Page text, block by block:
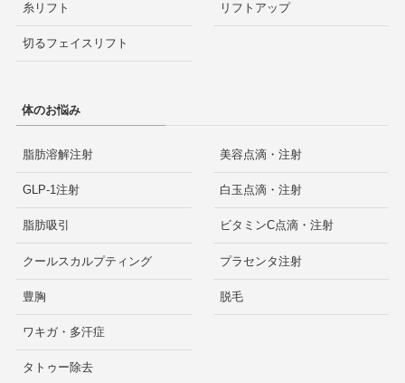
糸リフト
切るフェイスリフト
リフトアップ
体のお悩み
脂肪溶解注射
GLP-1注射
脂肪吸引
クールスカルプティング
豊胸
ワキガ・多汗症
タトゥー除去
美容点滴・注射
白玉点滴・注射
ビタミンC点滴・注射
プラセンタ注射
脱毛